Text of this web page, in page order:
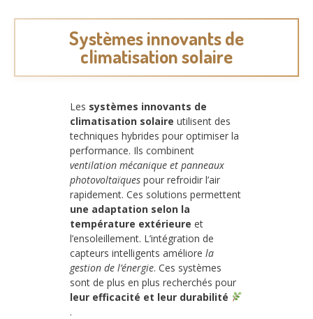
Systèmes innovants de
climatisation solaire
Les systèmes innovants de
climatisation solaire utilisent des
techniques hybrides pour optimiser la
performance. Ils combinent
ventilation mécanique et panneaux
photovoltaïques pour refroidir l’air
rapidement. Ces solutions permettent
une adaptation selon la
température extérieure et
l’ensoleillement. L’intégration de
capteurs intelligents améliore la
gestion de l’énergie. Ces systèmes
sont de plus en plus recherchés pour
leur efficacité et leur durabilité
.